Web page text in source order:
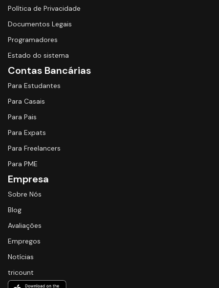
Política de Privacidade
Documentos Legais
Programadores
Estado do sistema
Contas Bancárias
Para Estudantes
Para Casais
Para Pais
Para Expats
Para Freelancers
Para PME
Empresa
Sobre Nós
Blog
Avaliações
Empregos
Notícias
tricount